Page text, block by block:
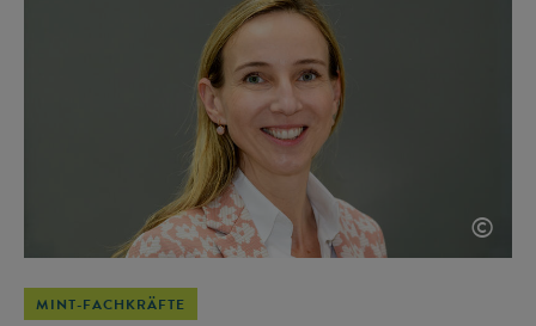
©
MINT-FACHKRÄFTE